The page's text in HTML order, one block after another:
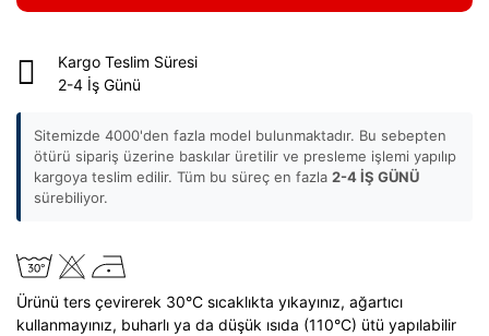
Kargo Teslim Süresi
2-4 İş Günü
Sitemizde 4000'den fazla model bulunmaktadır. Bu sebepten
ötürü sipariş üzerine baskılar üretilir ve presleme işlemi yapılıp
kargoya teslim edilir. Tüm bu süreç en fazla 2-4 İŞ GÜNÜ
sürebiliyor.
Ürünü ters çevirerek 30°C sıcaklıkta yıkayınız, ağartıcı
kullanmayınız, buharlı ya da düşük ısıda (110°C) ütü yapılabilir